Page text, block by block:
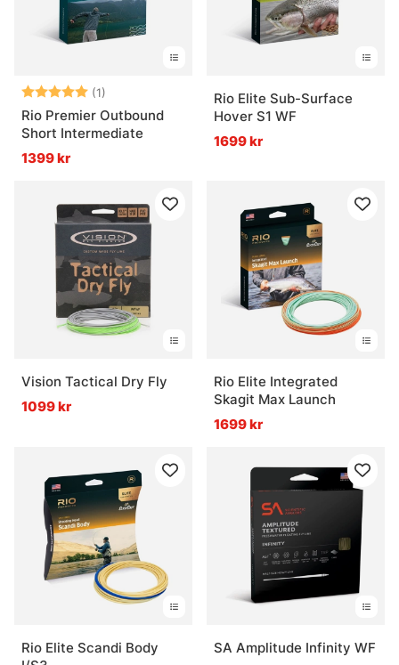
Betyg: (1)
5.0 utav 5 stjärnor
Rio Premier Outbound
Short Intermediate
1399 kr
Rio Elite Sub-Surface
Hover S1 WF
1699 kr
Vision Tactical Dry Fly
1099 kr
Rio Elite Integrated
Skagit Max Launch
1699 kr
Rio Elite Scandi Body
SA Amplitude Infinity WF